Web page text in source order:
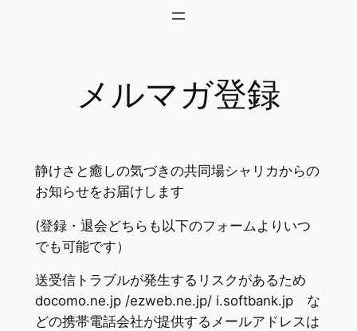
メルマガ登録
静けさと癒しの気づきの共同場シャリカからの
お知らせをお届けします
(登録・退会どちらも以下のフォームよりいつ
でも可能です）
送受信トラブルが発生するリスクがあるため
docomo.ne.jp /ezweb.ne.jp/ i.softbank.jp な
どの携帯電話会社が提供するメールアドレスは